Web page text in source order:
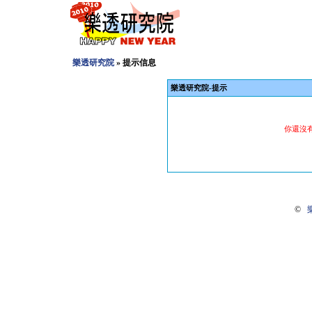
樂透研究院» 提示信息
樂透研究院-提示
你還沒
©